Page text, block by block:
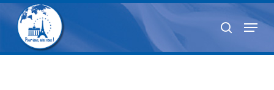
Skip
to
main
content
search
Menu